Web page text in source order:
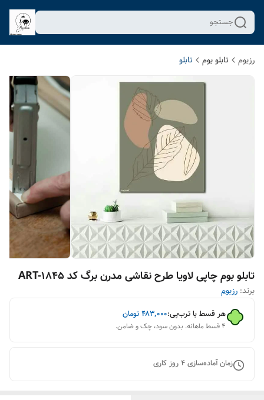
جستجو
رزبوم تابلو بوم تابلو
تابلو بوم چاپی لاویا طرح نقاشی مدرن برگ کد ART-1845
برند: رزبوم
هر قسط با ترب‌پی:۴۸۳٬۰۰۰تومان
۴ قسط ماهانه. بدون سود، چک و ضامن.
زمان آماده‌سازی4روز کاری